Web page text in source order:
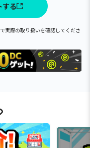
する
実際の取り扱いを確認してくださ